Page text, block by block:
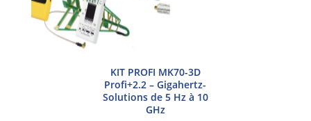
KIT PROFI MK70-3D
Profi+2.2 – Gigahertz-
Solutions de 5 Hz à 10
GHz